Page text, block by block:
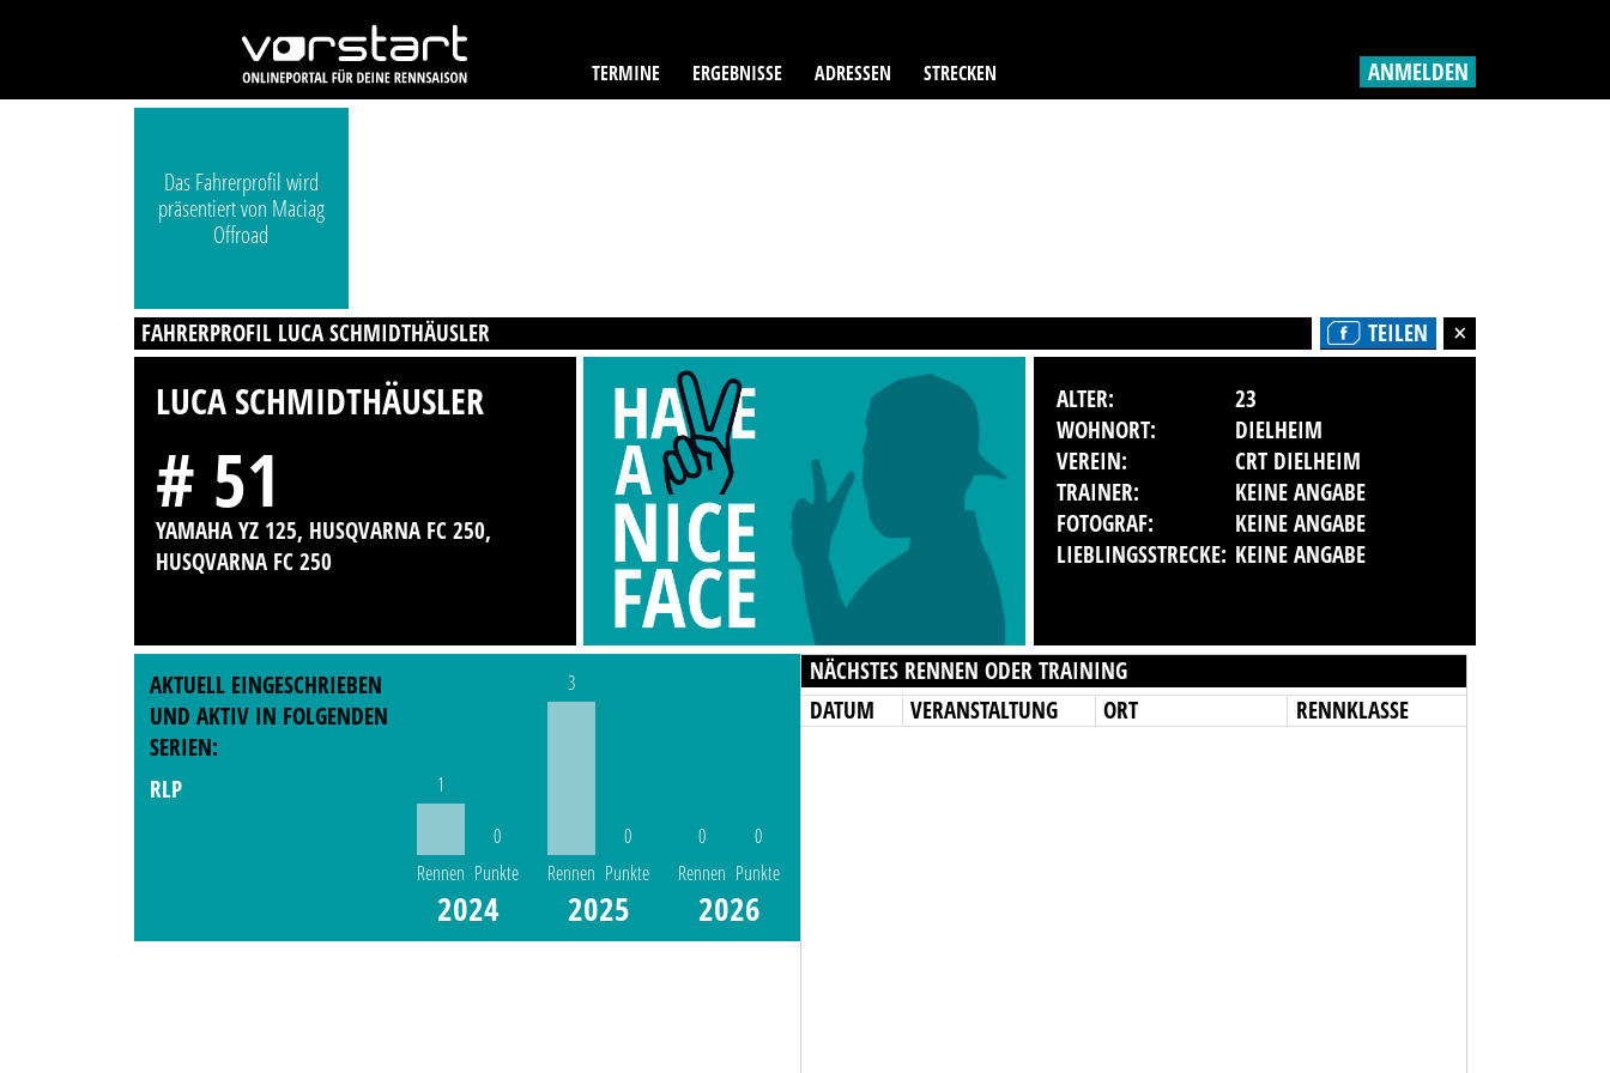
TERMINE ERGEBNISSE ADRESSEN STRECKEN ANMELDEN
Das Fahrerprofil wird
präsentiert von Maciag
Offroad
FAHRERPROFIL LUCA SCHMIDTHÄUSLER TEILEN
LUCA SCHMIDTHÄUSLER
# 51
YAMAHA YZ 125, HUSQVARNA FC 250,
HUSQVARNA FC 250
ALTER:
23
WOHNORT:
DIELHEIM
VEREIN:
CRT DIELHEIM
TRAINER:
KEINE ANGABE
FOTOGRAF:
KEINE ANGABE
LIEBLINGSSTRECKE: KEINE ANGABE
AKTUELL EINGESCHRIEBEN
UND AKTIV IN FOLGENDEN
SERIEN:
RLP
1
Rennen
0
Punkte
2024
3
Rennen
0
Punkte
2025
0
Rennen
0
Punkte
2026
NÄCHSTES RENNEN ODER TRAINING
DATUM
VERANSTALTUNG ORT RENNKLASSE